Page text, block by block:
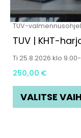
TUV-
TUV | KHT-
Ti 25.8.2026 klo 9.00-
250,00 €
VALITSE